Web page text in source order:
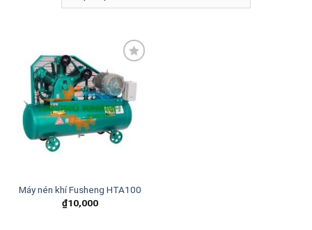
Add to
wishlist
Máy nén khí Fusheng HTA100
₫10,000